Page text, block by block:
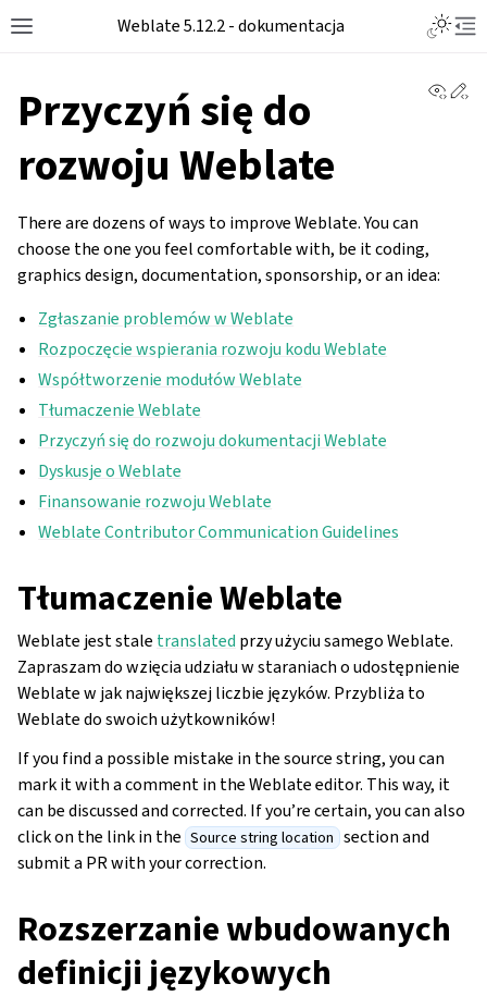
Toggle site navigation sidebar
Weblate 5.12.2 - dokumentacja
Przyczyń się do
rozwoju Weblate
There are dozens of ways to improve Weblate. You can
choose the one you feel comfortable with, be it coding,
graphics design, documentation, sponsorship, or an idea:
Zgłaszanie problemów w Weblate
Rozpoczęcie wspierania rozwoju kodu Weblate
Współtworzenie modułów Weblate
Tłumaczenie Weblate
Przyczyń się do rozwoju dokumentacji Weblate
Dyskusje o Weblate
Finansowanie rozwoju Weblate
Weblate Contributor Communication Guidelines
Tłumaczenie Weblate
Weblate jest stale translated przy użyciu samego Weblate.
Zapraszam do wzięcia udziału w staraniach o udostępnienie
Weblate w jak największej liczbie języków. Przybliża to
Weblate do swoich użytkowników!
If you find a possible mistake in the source string, you can
mark it with a comment in the Weblate editor. This way, it
can be discussed and corrected. If you’re certain, you can also
click on the link in the Source string location section and
submit a PR with your correction.
Rozszerzanie wbudowanych
definicji językowych